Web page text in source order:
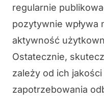
regularnie
pozytywnie wpływa
aktywność
Ostatecznie,
zależy od ich
zapotrzebowania